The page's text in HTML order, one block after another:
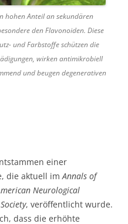
hohen Anteil an sekundären
den Flavonoiden. Diese
und Farbstoffe schützen die
wirken antimikrobiell
und beugen degenerativen
einer
die aktuell imAnnals of
Neurological
, veröffentlicht wurde.
dass die erhöhte